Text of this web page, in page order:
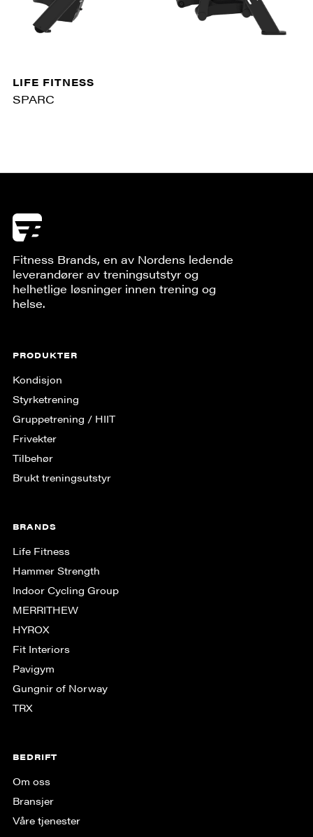
LIFE FITNESS
SPARC
Fitness Brands, en av Nordens ledende
leverandører av treningsutstyr og
helhetlige løsninger innen trening og
helse.
PRODUKTER
Kondisjon
Styrketrening
Gruppe­trening / HIIT
Frivekter
Tilbehør
Brukt treningsutstyr
BRANDS
Life Fitness
Hammer Strength
Indoor Cycling Group
MERRITHEW
HYROX
Fit Interiors
Pavigym
Gungnir of Norway
TRX
BEDRIFT
Om oss
Bransjer
Våre tjenester